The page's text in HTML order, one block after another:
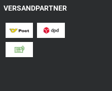
VERSANDPARTNER